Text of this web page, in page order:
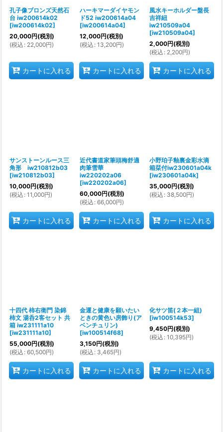
孔子像ブロンズ天然石
台 iw200614k02
[iw200614k02]
20,000円(税別)
(税込 : 22,000円)
カートに入れる
ハーキマーダイヤモン
ド52 iw200614a04
[iw200614a04]
12,000円(税別)
(税込 : 13,200円)
カートに入れる
風水キーホルダー盤長
吉祥紐
iw210509a04
[iw210509a04]
2,000円(税別)
(税込 : 2,200円)
カートに入れる
サンストーンルース三
角形 iw210812b03
[iw210812b03]
10,000円(税別)
(税込 : 11,000円)
カートに入れる
近代書道家筆頭梅舒適
肉筆雪華
iw220202a06
[iw220202a06]
60,000円(税別)
(税込 : 66,000円)
カートに入れる
小野珀子釉裏金彩水滴
箱栞付iw230601a04k
[iw230601a04k]
35,000円(税別)
(税込 : 38,500円)
カートに入れる
十四代 柿右衛門 染錦
柿文 湯呑2客セット 共
箱 iw231111a10
[iw231111a10]
55,000円(税別)
(税込 : 60,500円)
カートに入れる
金運と健康を願いたい
ときの黄色い房飾り(ア
ベンチュリン)
[iw100514f68]
3,150円(税別)
(税込 : 3,465円)
カートに入れる
化サツ笛(２本一組)
[iw100514k53]
9,450円(税別)
(税込 : 10,395円)
カートに入れる